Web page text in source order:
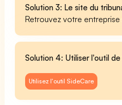
Solution 3: Le site du
Retrouvez votre
Solution 4: Utiliser l'outil
Utilisez l'outil SideCare